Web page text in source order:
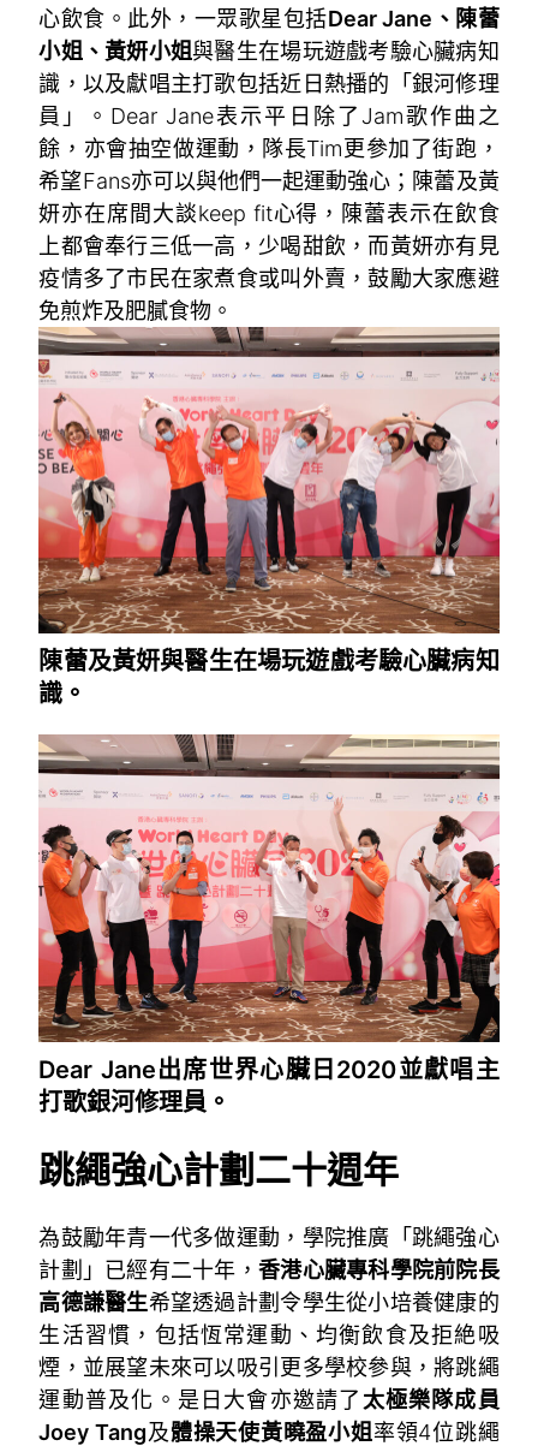
心飲食。此外，一眾歌星包括Dear Jane、陳蕾
小姐、黃妍小姐與醫生在場玩遊戲考驗心臟病知
識，以及獻唱主打歌包括近日熱播的「銀河修理
員」。Dear Jane表示平日除了Jam歌作曲之
餘，亦會抽空做運動，隊長Tim更參加了街跑，
希望Fans亦可以與他們一起運動強心；陳蕾及黃
妍亦在席間大談keep fit心得，陳蕾表示在飲食
上都會奉行三低一高，少喝甜飲，而黃妍亦有見
疫情多了市民在家煮食或叫外賣，鼓勵大家應避
免煎炸及肥膩食物。
陳蕾及黃妍與醫生在場玩遊戲考驗心臟病知
識。
Dear Jane出席世界心臟日2020並獻唱主
打歌銀河修理員。
跳繩強心計劃二十週年
為鼓勵年青一代多做運動，學院推廣「跳繩強心
計劃」已經有二十年， 香港心臟專科學院前院長
高德謙醫生希望透過計劃令學生從小培養健康的
生活習慣，包括恆常運動、均衡飲食及拒絶吸
煙，並展望未來可以吸引更多學校參與，將跳繩
運動普及化。是日大會亦邀請了 太極樂隊成員
Joey Tang及體操天使黃曉盈小姐 率領4位跳繩